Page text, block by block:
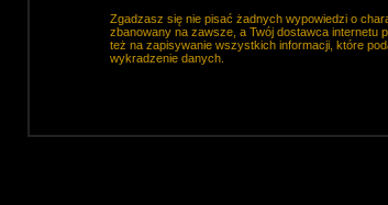
Zgadzasz się nie pisać żadnych wypowiedzi o
zbanowany na zawsze, a Twój dostawca internetu
też na zapisywanie wszystkich informacji, które
wykradzenie danych.